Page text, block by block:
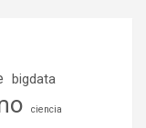
bigdata
ciencia